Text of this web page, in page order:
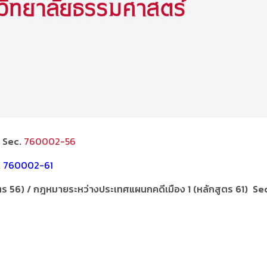
760002-56
760002-61
/ กฎหมายระหว่างประเทศแผนกคดีเมือง 1 (หลักสูตร 61)